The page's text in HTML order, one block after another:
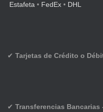
Estafeta • FedEx • DHL
✔ Tarjetas de Crédito o
✔ Transferencias Bancarias